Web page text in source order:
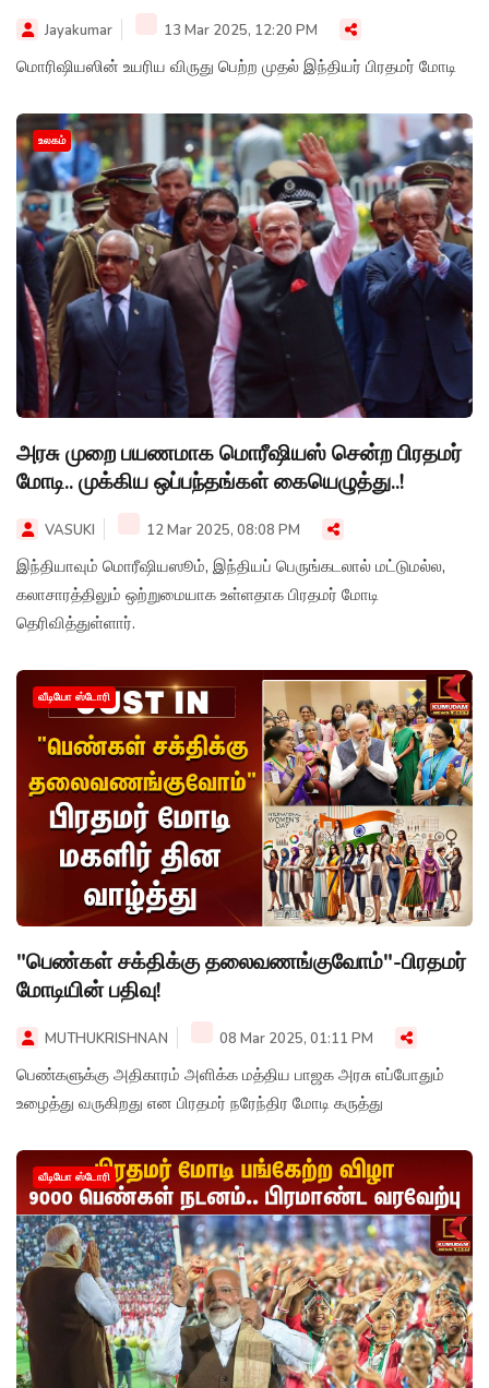
Jayakumar 13 Mar 2025, 12:20 PM
மொரிஷியஸின் உயரிய விருது பெற்ற முதல் இந்தியர் பிரதமர் மோடி
உலகம்
அரசு முறை பயணமாக மொரீஷியஸ் சென்ற பிரதமர்
மோடி.. முக்கிய ஒப்பந்தங்கள் கையெழுத்து..!
VASUKI 12 Mar 2025, 08:08 PM
இந்தியாவும் மொரீஷியஸூம், இந்தியப் பெருங்கடலால் மட்டுமல்ல,
கலாசாரத்திலும் ஒற்றுமையாக உள்ளதாக பிரதமர் மோடி
தெரிவித்துள்ளார்.
வீடியோ ஸ்டோரி
"பெண்கள் சக்திக்கு தலைவணங்குவோம்"-பிரதமர்
மோடியின் பதிவு!
MUTHUKRISHNAN 08 Mar 2025, 01:11 PM
பெண்களுக்கு அதிகாரம் அளிக்க மத்திய பாஜக அரசு எப்போதும்
உழைத்து வருகிறது என பிரதமர் நரேந்திர மோடி கருத்து
வீடியோ ஸ்டோரி